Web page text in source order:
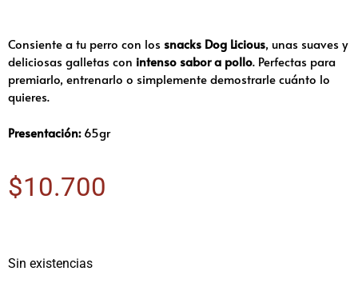
Consiente a tu perro con los snacks Dog Licious, unas suaves y
deliciosas galletas con intenso sabor a pollo. Perfectas para
premiarlo, entrenarlo o simplemente demostrarle cuánto lo
quieres.
Presentación:65gr
$10.700
Sin existencias